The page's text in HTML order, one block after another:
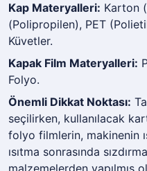
Kap Materyalleri: Karton
(Polipropilen), PET
Küvetler.
Kapak Film Materyalleri:
Folyo.
Önemli Dikkat Noktası:
seçilirken, kullanılacak
folyo filmlerin, makinenin
ısıtma sonrasında
malzemelerden yapılmış